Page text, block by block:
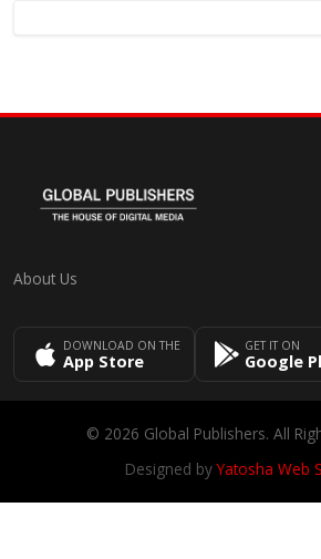
About Us
DOWNLOAD ON THE
App Store
GET IT ON
Google
© 2026 Global Publishers. All
Designed byYatosha Web